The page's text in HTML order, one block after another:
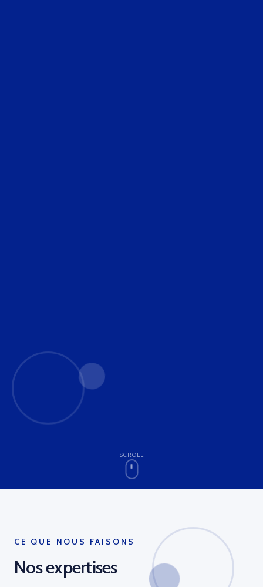
SCROLL
CE QUE NOUS FAISONS
Nos expertises